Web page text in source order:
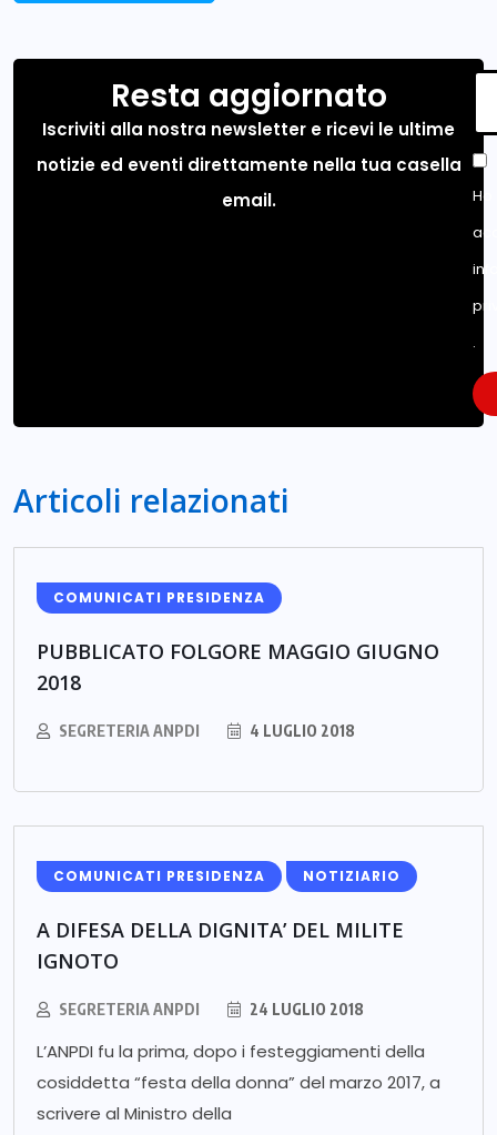
Resta aggiornato
Iscriviti alla nostra newsletter e ricevi le ultime
notizie ed eventi direttamente nella tua casella
email.
.
Articoli relazionati
COMUNICATI PRESIDENZA
PUBBLICATO FOLGORE MAGGIO GIUGNO
2018
SEGRETERIA ANPDI 4 LUGLIO 2018
COMUNICATI PRESIDENZA NOTIZIARIO
A DIFESA DELLA DIGNITA’ DEL MILITE
IGNOTO
SEGRETERIA ANPDI 24 LUGLIO 2018
L’ANPDI fu la prima, dopo i festeggiamenti della
cosiddetta “festa della donna” del marzo 2017, a
scrivere al Ministro della